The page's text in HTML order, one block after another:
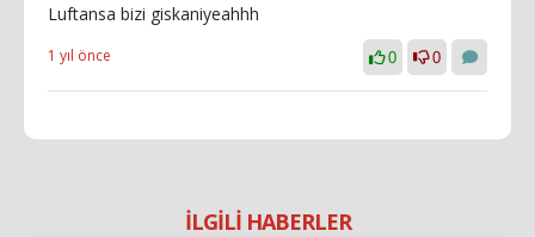
Luftansa bizi giskaniyeahhh
1 yıl önce 0 0
İLGİLİ HABERLER